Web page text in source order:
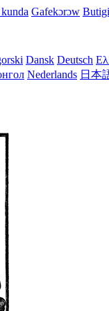
Gafekɔrɔw Butigi
Dansk Deutsch
Nederlands 日本